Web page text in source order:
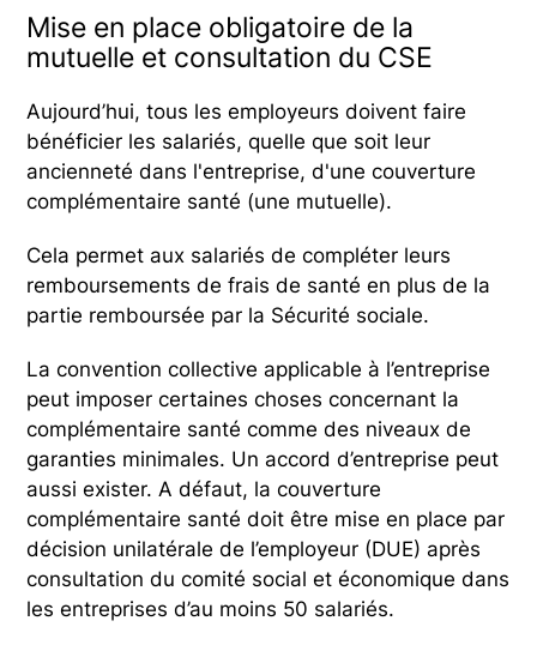
Mise en place obligatoire de la
mutuelle et consultation du CSE
Aujourd’hui, tous les employeurs doivent faire
bénéficier les salariés, quelle que soit leur
ancienneté dans l'entreprise, d'une couverture
complémentaire santé (une mutuelle).
Cela permet aux salariés de compléter leurs
remboursements de frais de santé en plus de la
partie remboursée par la Sécurité sociale.
La convention collective applicable à l’entreprise
peut imposer certaines choses concernant la
complémentaire santé comme des niveaux de
garanties minimales. Un accord d’entreprise peut
aussi exister. A défaut, la couverture
complémentaire santé doit être mise en place par
décision unilatérale de l’employeur (DUE) après
consultation du comité social et économique dans
les entreprises d’au moins 50 salariés.